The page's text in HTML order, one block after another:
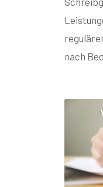
nach